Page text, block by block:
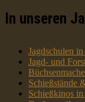
In unseren
Jagdschulen
Jagd- und
Schießstände
Schießkinos